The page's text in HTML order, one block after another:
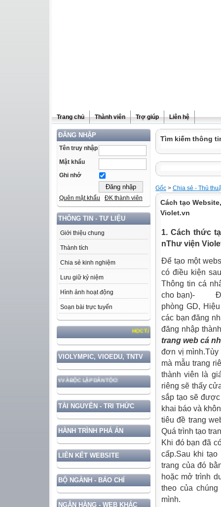
Trang chủ Thành viên Trợ giúp Liên hệ
ĐĂNG NHẬP
Tên truy nhập
Mật khẩu
Ghi nhớ
Quên mật khẩu ĐK thành viên
THÔNG TIN - TƯ LIỆU
Giới thiệu chung
Thành tích
Chia sẻ kinh nghiệm
Lưu giữ kỷ niệm
Hình ảnh hoạt động
Soạn bài trực tuyến
HỌC TẬP VÀ LÀM THEO TƯ TƯỞNG, ĐẠO ĐỨC,
VIOLYMPIC, VIOEDU, TNTV
QUYỀN VÀ ĐỘC LẬP DÂN TỘC!
TÀI NGUYÊN - TRI THỨC
HÀNH TRÌNH PHÁ ÁN
LIÊN KẾT WEBSITE
BỘ NGÀNH - BÁO CHÍ
NGÂN HÀNG - WEB KHÁC
Tìm kiếm thông
Gốc > Chia sẻ - Thủ
Cách tạo
Violet.vn
1. Cách thức
nThư viện
Để tạo một
có điều kiện
Thông tin cá
cho bạn)-
phòng GD,
các bạn đăng
đăng nhập
trang web cá
đơn vị mình.Tùy
mà mẫu trang
thành viên là
riêng sẽ thấy
sắp tạo sẽ
khai báo và
tiêu đề trang
Quá trình tạo
Khi đó bạn đã
cấp.Sau khi
trang của đó
hoặc mở trình
theo của
mình.